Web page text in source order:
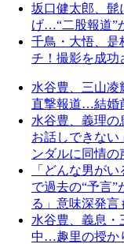
坂口健太郎、髭
げ…“二股報道”
千鳥・大悟、是
チ！撮影を成功
水谷豊、三山凌
直撃報道…結婚
水谷豊、義理の
お話しできな
ンダルに同情の
「どんな男が
で過去の“予言
る」意味深発言
水谷豊、義息・
中…趣里の授か